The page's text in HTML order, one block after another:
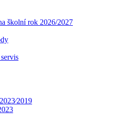
školní rok 2026/2027